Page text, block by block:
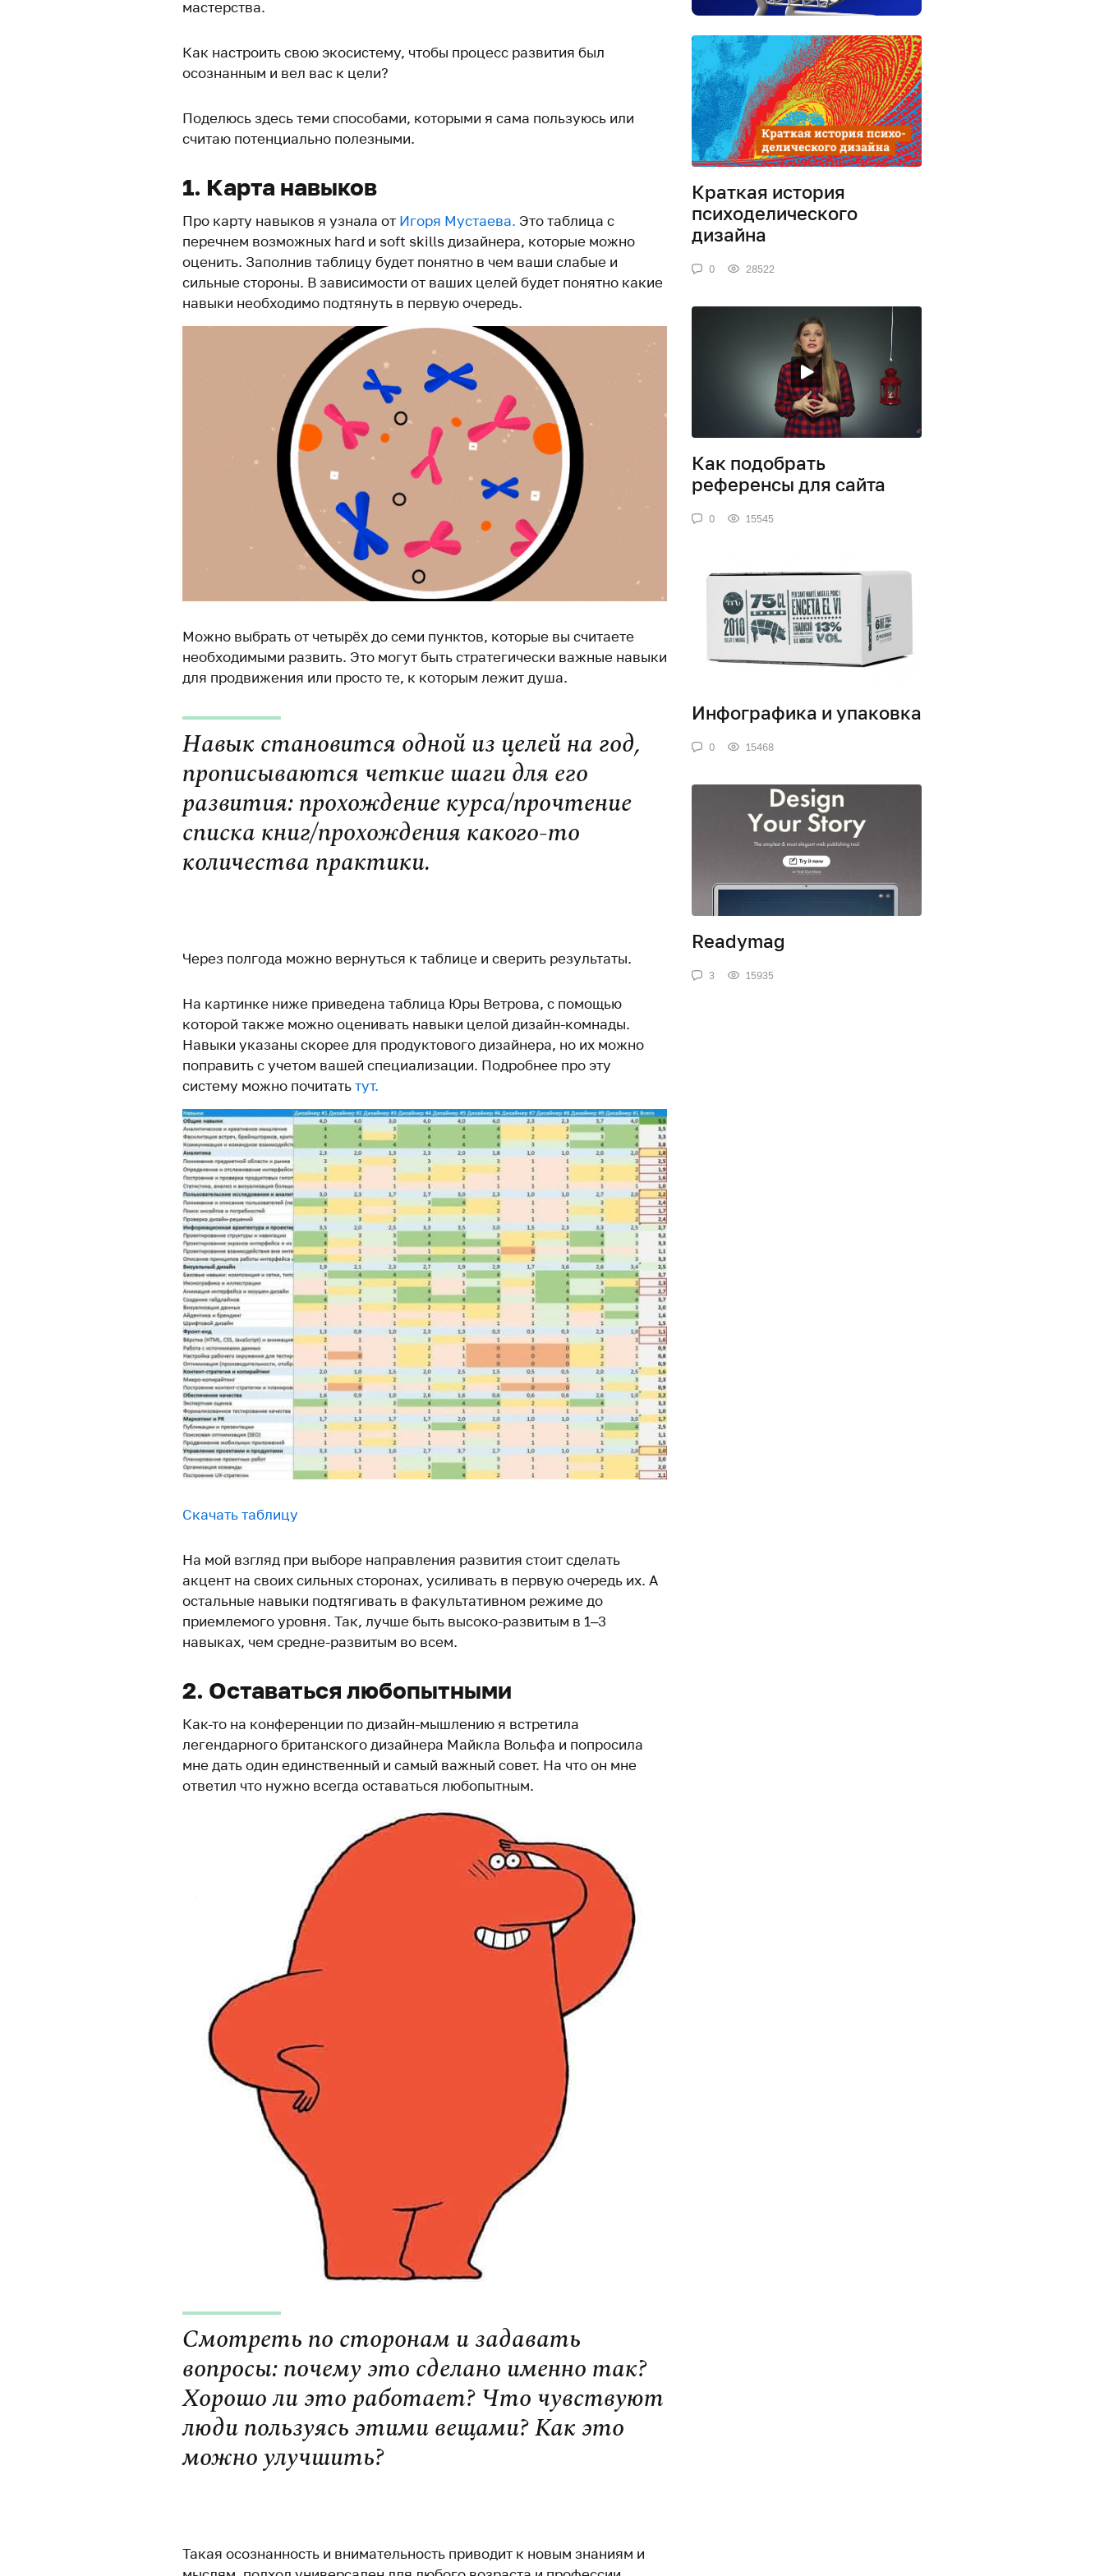
мастерства.
Как настроить свою экосистему, чтобы процесс развития был
осознанным и вел вас к цели?
Поделюсь здесь теми способами, которыми я сама пользуюсь или
считаю потенциально полезными.
1. Карта навыков
Про карту навыков я узнала от Игоря Мустаева. Это таблица с
перечнем возможных hard и soft skills дизайнера, которые можно
оценить. Заполнив таблицу будет понятно в чем ваши слабые и
сильные стороны. В зависимости от ваших целей будет понятно какие
навыки необходимо подтянуть в первую очередь.
Можно выбрать от четырёх до семи пунктов, которые вы считаете
необходимыми развить. Это могут быть стратегически важные навыки
для продвижения или просто те, к которым лежит душа.
Навык становится одной из целей на год,
прописываются четкие шаги для его
развития: прохождение курса/прочтение
списка книг/прохождения какого-то
количества практики.
Через полгода можно вернуться к таблице и сверить результаты.
На картинке ниже приведена таблица Юры Ветрова, с помощью
которой также можно оценивать навыки целой дизайн-комнады.
Навыки указаны скорее для продуктового дизайнера, но их можно
поправить с учетом вашей специализации. Подробнее про эту
систему можно почитатьтут.
Скачать таблицу
На мой взгляд при выборе направления развития стоит сделать
акцент на своих сильных сторонах, усиливать в первую очередь их. А
остальные навыки подтягивать в факультативном режиме до
приемлемого уровня. Так, лучше быть высоко-развитым в 1–3
навыках, чем средне-развитым во всем.
2. Оставаться любопытными
Как-то на конференции по дизайн-мышлению я встретила
легендарного британского дизайнера Майкла Вольфа и попросила
мне дать один единственный и самый важный совет. На что он мне
ответил что нужно всегда оставаться любопытным.
Смотреть по сторонам и задавать
вопросы: почему это сделано именно так?
Хорошо ли это работает? Что чувствуют
люди пользуясь этими вещами? Как это
можно улучшить?
Такая осознанность и внимательность приводит к новым знаниям и
Краткая история
психоделического
дизайна
0 28522
Как подобрать
референсы для сайта
0 15545
Инфографика и упаковка
0 15468
Readymag
3 15935